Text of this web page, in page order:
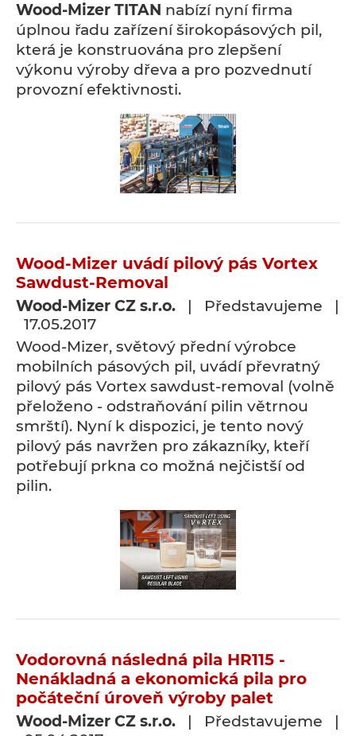
Wood-Mizer TITAN nabízí nyní firma
úplnou řadu zařízení širokopásových pil,
která je konstruována pro zlepšení
výkonu výroby dřeva a pro pozvednutí
provozní efektivnosti.
Wood-Mizer uvádí pilový pás Vortex
Sawdust-Removal
Wood-Mizer CZ s.r.o. | Představujeme |
17.05.2017
Wood-Mizer, světový přední výrobce
mobilních pásových pil, uvádí převratný
pilový pás Vortex sawdust-removal (volně
přeloženo - odstraňování pilin větrnou
smrští). Nyní k dispozici, je tento nový
pilový pás navržen pro zákazníky, kteří
potřebují prkna co možná nejčistší od
pilin.
Vodorovná následná pila HR115 -
Nenákladná a ekonomická pila pro
počáteční úroveň výroby palet
Wood-Mizer CZ s.r.o. | Představujeme |